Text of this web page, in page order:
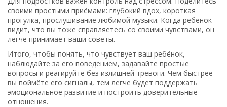
своими простыми приёмами: глубокий вдох, короткая
прогулка, прослушивание любимой музыки. Когда ребёнок
видит, что вы тоже справляетесь со своими чувствами, он
легче принимает ваши советы.
Итого, чтобы понять, что чувствует ваш ребёнок,
наблюдайте за его поведением, задавайте простые
вопросы и реагируйте без излишней тревоги. Чем быстрее
вы поймёте его сигналы, тем легче будет поддержать
эмоциональное развитие и построить доверительные
отношения.